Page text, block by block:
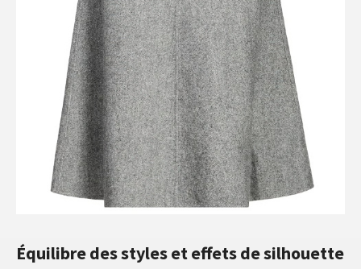
Équilibre des styles et effets de silhouette